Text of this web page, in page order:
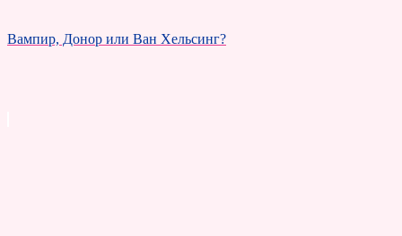
Вампир, Донор или Ван Хельсинг?